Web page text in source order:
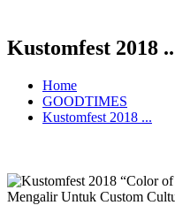
Kustomfest 2018
Home
GOODTIMES
Kustomfest 2018 ...